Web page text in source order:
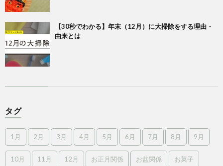
【30秒でわかる】年末（12月）に大掃除をする理由・
由来とは
タグ
1月 2月 3月 4月 5月 6月 7月 8月 9月
10月 11月 12月 お正月関係 お盆関係 お菓子